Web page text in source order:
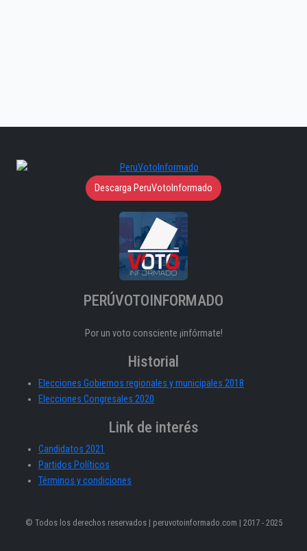
Descarga PeruVotoInformado
PERÚVOTOINFORMADO
Por un voto consciente ¡infórmate!
Historial
Elecciones Gobiernos regionales y municipales 2018
Elecciones Congresales 2020
Link de interés
Candidatos 2021
Partidos Políticos
Términos y condiciones
© Todos los derechos reservados | peruvotoinformado.com | 2017 - 2025